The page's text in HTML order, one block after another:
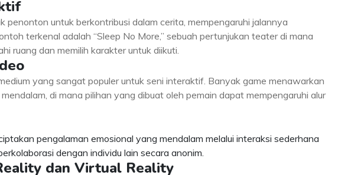
penonton untuk berkontribusi dalam cerita, mempengaruhi jalannya
terkenal adalah “Sleep No More,” sebuah pertunjukan teater di mana
ruang dan memilih karakter untuk diikuti.
yang sangat populer untuk seni interaktif. Banyak game menawarkan
di mana pilihan yang dibuat oleh pemain dapat mempengaruhi alur
pengalaman emosional yang mendalam melalui interaksi sederhana
dengan individu lain secara anonim.
dan Virtual Reality